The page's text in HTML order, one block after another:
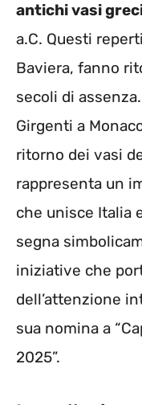
antichi vasi
a.C. Questi
Baviera, fanno
secoli di
Girgenti a
ritorno dei vasi
rappresenta un
che unisce Italia
segna
iniziative che
dell’attenzione
sua nomina a
2025”.